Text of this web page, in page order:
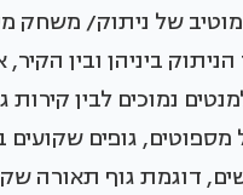
של ניתוק/ משחק
הניתוק ביניהן ובין
נמוכים לבין
גופים שקועים
דוגמת גוף תאורה